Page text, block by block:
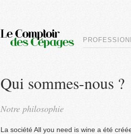
Qui sommes-nous ?
Notre philosophie
La société All you need is wine a été